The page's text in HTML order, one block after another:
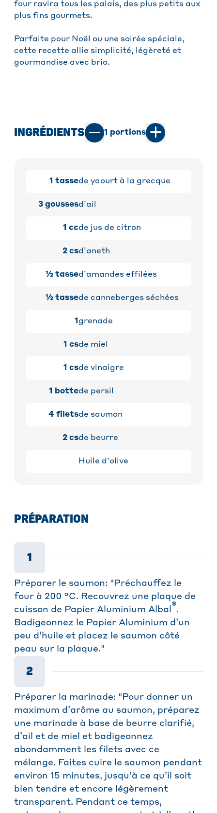
four ravira tous les palais, des plus petits aux
plus fins gourmets.
Parfaite pour Noël ou une soirée spéciale,
cette recette allie simplicité, légèreté et
gourmandise avec brio.
INGRÉDIENTS 1 portions
1 tassede yaourt à la grecque
3 goussesd’ail
1 ccde jus de citron
2 csd’aneth
½ tassed’amandes effilées
½ tassede canneberges séchées
1 grenade
1 csde miel
1 csde vinaigre
1 bottede persil
4 filetsde saumon
2 csde beurre
Huile d'olive
PRÉPARATION
1
Préparer le saumon: "Préchauffez le
four à 200 °C. Recouvrez une plaque de
cuisson de Papier Aluminium Albal ®.
Badigeonnez le Papier Aluminium d’un
peu d’huile et placez le saumon côté
peau sur la plaque."
2
Préparer la marinade: "Pour donner un
maximum d’arôme au saumon, préparez
une marinade à base de beurre clarifié,
d’ail et de miel et badigeonnez
abondamment les filets avec ce
mélange. Faites cuire le saumon pendant
environ 15 minutes, jusqu’à ce qu’il soit
bien tendre et encore légèrement
transparent. Pendant ce temps,